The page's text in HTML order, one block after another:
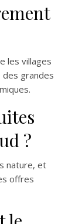
les villages
grandes
?
nature, et
offres